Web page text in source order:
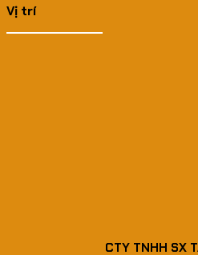
Vị trí
CTY TNHH SX